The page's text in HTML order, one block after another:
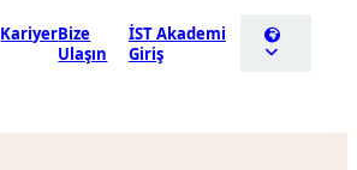
KariyerBize
Ulaşın
İST Akademi
Giriş